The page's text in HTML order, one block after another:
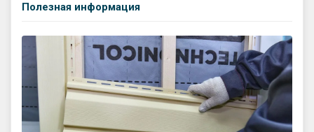
Полезная информация